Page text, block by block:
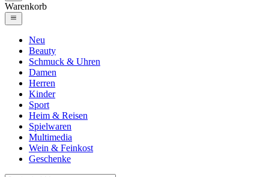
Warenkorb
Neu
Beauty
Schmuck & Uhren
Damen
Herren
Kinder
Sport
Heim & Reisen
Spielwaren
Multimedia
Wein & Feinkost
Geschenke